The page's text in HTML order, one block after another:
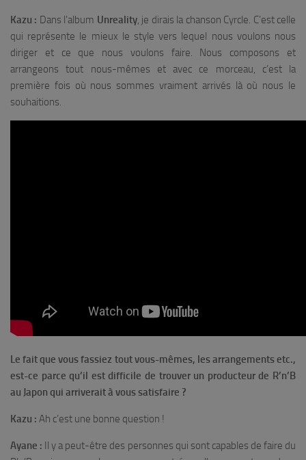
Kazu : Dans l’album Unreality, je dirais la chanson Cyrcle. C’est celle
qui représente le mieux le style vers lequel nous voulons nous
diriger et ce que nous voulons faire. Nous composons et
arrangeons tout nous-mêmes et avec ce morceau, c’est la
première fois où nous sommes vraiment arrivés là où nous le
souhaitions.
Le fait que vous fassiez tout vous-mêmes, les arrangements etc.,
est-ce parce qu’il est difficile de trouver un producteur de R’n’B
au Japon qui arriverait à vous satisfaire ?
Kazu : Ah c’est une bonne question !
Ayane : Il y a peut-être des personnes qui sont capables de faire du